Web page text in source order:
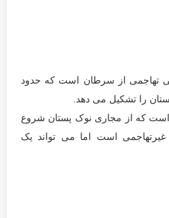
تهاجمی از سرطان است که حدود
است که از مجاری نوک پستان شروع
است اما می تواند یک